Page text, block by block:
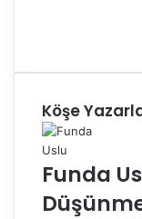
Köşe
Funda